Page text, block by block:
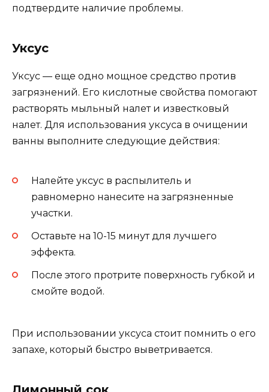
подтвердите наличие проблемы.
Уксус
Уксус — еще одно мощное средство против
загрязнений. Его кислотные свойства помогают
растворять мыльный налет и известковый
налет. Для использования уксуса в очищении
ванны выполните следующие действия:
Налейте уксус в распылитель и
равномерно нанесите на загрязненные
участки.
Оставьте на 10-15 минут для лучшего
эффекта.
После этого протрите поверхность губкой и
смойте водой.
При использовании уксуса стоит помнить о его
запахе, который быстро выветривается.